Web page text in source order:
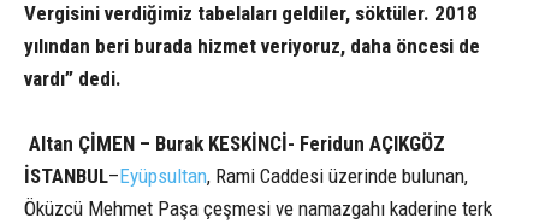
Vergisini verdiğimiz tabelaları geldiler, söktüler. 2018
yılından beri burada hizmet veriyoruz, daha öncesi de
vardı” dedi.
Altan ÇİMEN – Burak KESKİNCİ- Feridun AÇIKGÖZ
İSTANBUL–Eyüpsultan, Rami Caddesi üzerinde bulunan,
Öküzcü Mehmet Paşa çeşmesi ve namazgahı kaderine terk